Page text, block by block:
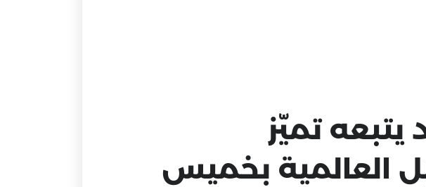
يتبعه تميّز
العالمية بخميس